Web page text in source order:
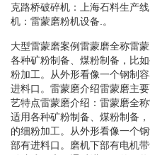
克路桥破碎机：上海石料生产
机：雷蒙磨粉机设备.。
大型雷蒙磨案例雷蒙磨全称雷
各种矿粉制备、煤粉制备，比
粉加工。从外形看像一个钢制
进料口。雷蒙磨介绍雷蒙磨主
艺特点雷蒙磨介绍：雷蒙磨全
适用各种矿粉制备、煤粉制备
的细粉加工。从外形看像一个
部有进料口。磨机下部有电机